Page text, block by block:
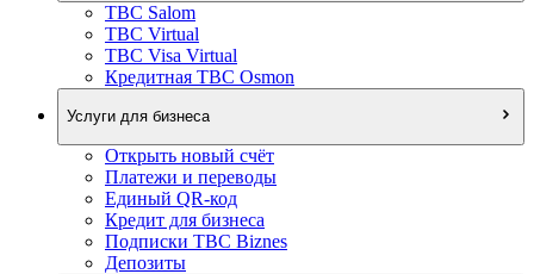
TBC Salom
TBC Virtual
TBC Visa Virtual
Кредитная TBC Osmon
Услуги для бизнеса
Открыть новый счёт
Платежи и переводы
Единый QR-код
Кредит для бизнеса
Подписки TBC Biznes
Депозиты